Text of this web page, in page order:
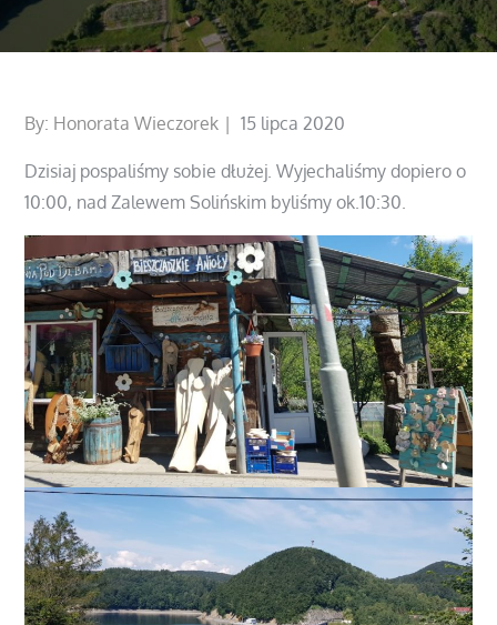
By: Honorata Wieczorek
Posted
15 lipca 2020
Dzisiaj pospaliśmy sobie dłużej. Wyjechaliśmy dopiero o
10:00, nad Zalewem Solińskim byliśmy ok.10:30.